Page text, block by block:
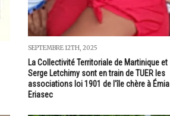
SEPTEMBRE 12TH, 2025
La Collectivité Territoriale de Martinique et
Serge Letchimy sont en train de TUER les
associations loi 1901 de l'île chère à Émia
Eriasec